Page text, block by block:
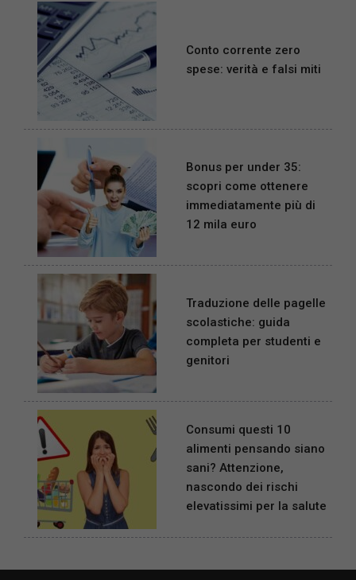
Conto corrente zero
spese: verità e falsi miti
Bonus per under 35:
scopri come ottenere
immediatamente più di
12 mila euro
Traduzione delle pagelle
scolastiche: guida
completa per studenti e
genitori
Consumi questi 10
alimenti pensando siano
sani? Attenzione,
nascondo dei rischi
elevatissimi per la salute